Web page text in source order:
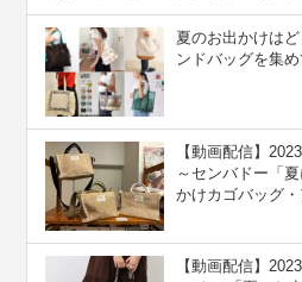
夏のお出かけは
ンドバッグを集
【動画配信】
～センバドー「
かけカゴバッグ
【動画配信】